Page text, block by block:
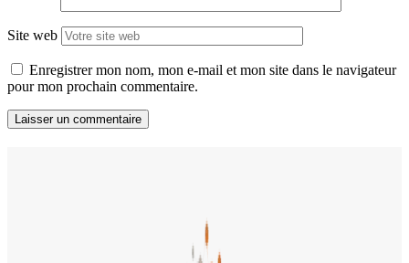
Site web
Enregistrer mon nom, mon e-mail et mon site dans le navigateur
pour mon prochain commentaire.